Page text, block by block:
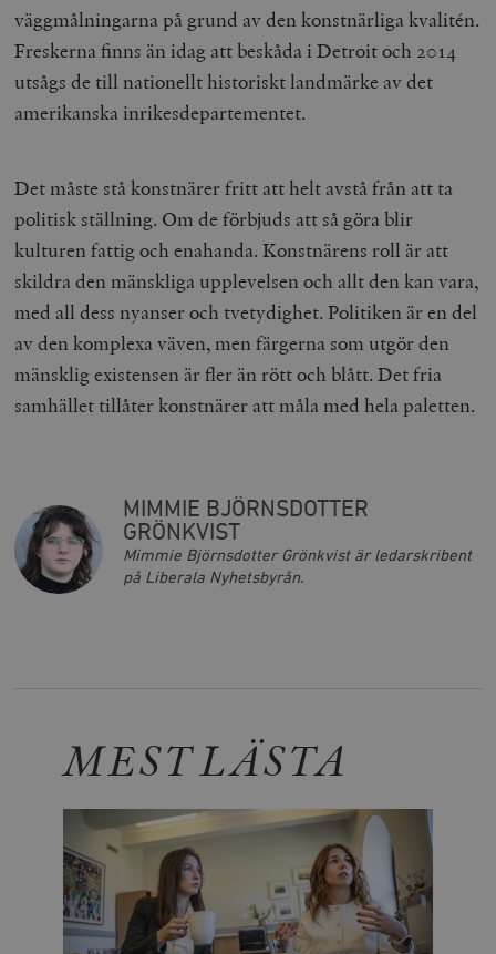
väggmålningarna på grund av den konstnärliga kvalitén.
Freskerna finns än idag att beskåda i Detroit och 2014
utsågs de till nationellt historiskt landmärke av det
amerikanska inrikesdepartementet.
Det måste stå konstnärer fritt att helt avstå från att ta
politisk ställning. Om de förbjuds att så göra blir
kulturen fattig och enahanda. Konstnärens roll är att
skildra den mänskliga upplevelsen och allt den kan vara,
med all dess nyanser och tvetydighet. Politiken är en del
av den komplexa väven, men färgerna som utgör den
mänsklig existensen är fler än rött och blått. Det fria
samhället tillåter konstnärer att måla med hela paletten.
MIMMIE BJÖRNSDOTTER
GRÖNKVIST
Mimmie Björnsdotter Grönkvist är ledarskribent
på Liberala Nyhetsbyrån.
MEST LÄSTA